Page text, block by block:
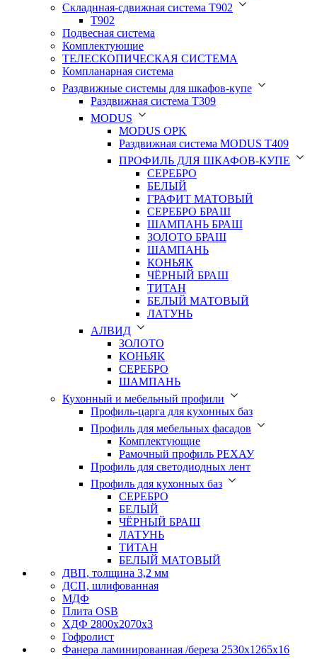
Складнная-сдвижная система Т902
T902
Подвесная система
Комплектующие
ТЕЛЕСКОПИЧЕСКАЯ СИСТЕМА
Компланарная система
Раздвижные системы для шкафов-купе
Раздвижная система Т309
MODUS
MODUS OPK
Раздвижная система MODUS T409
ПРОФИЛЬ ДЛЯ ШКАФОВ-КУПЕ
СЕРЕБРО
БЕЛЫЙ
ГРАФИТ МАТОВЫЙ
СЕРЕБРО БРАШ
ШАМПАНЬ БРАШ
ЗОЛОТО БРАШ
ШАМПАНЬ
КОНЬЯК
ЧЁРНЫЙ БРАШ
ТИТАН
БЕЛЫЙ МАТОВЫЙ
ЛАТУНЬ
АЛВИД
ЗОЛОТО
КОНЬЯК
СЕРЕБРО
ШАМПАНЬ
Кухонный и мебельный профили
Профиль-царга для кухонных баз
Профиль для мебельных фасадов
Комплектующие
Рамочный профиль РЕХАУ
Профиль для светодиодных лент
Профиль для кухонных баз
СЕРЕБРО
БЕЛЫЙ
ЧЁРНЫЙ БРАШ
ЛАТУНЬ
ТИТАН
БЕЛЫЙ МАТОВЫЙ
ДВП, толщина 3,2 мм
ДСП, шлифованная
МДФ
Плита OSB
ХДФ 2800х2070х3
Гофролист
Фанера ламинированная /береза 2530х1265х16